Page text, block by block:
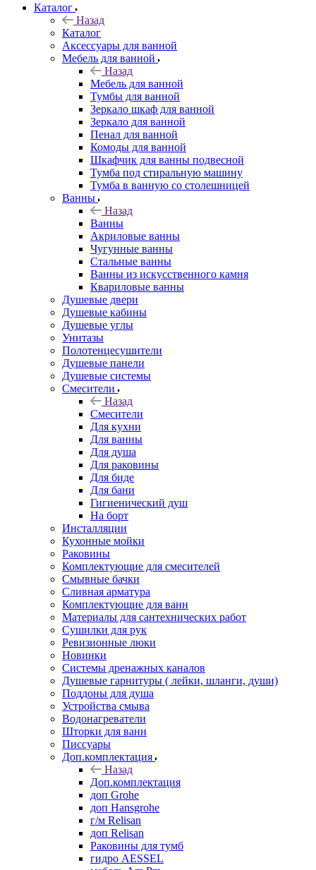
Каталог
Назад
Каталог
Аксессуары для ванной
Мебель для ванной
Назад
Мебель для ванной
Тумбы для ванной
Зеркало шкаф для ванной
Зеркало для ванной
Пенал для ванной
Комоды для ванной
Шкафчик для ванны подвесной
Тумба под стиральную машину
Тумба в ванную со столешницей
Ванны
Назад
Ванны
Акриловые ванны
Чугунные ванны
Стальные ванны
Ванны из искусственного камня
Квариловые ванны
Душевые двери
Душевые кабины
Душевые углы
Унитазы
Полотенцесушители
Душевые панели
Душевые системы
Смесители
Назад
Смесители
Для кухни
Для ванны
Для душа
Для раковины
Для биде
Для бани
Гигиенический душ
На борт
Инсталляции
Кухонные мойки
Раковины
Комплектующие для смесителей
Смывные бачки
Сливная арматура
Комплектующие для ванн
Материалы для сантехнических работ
Сушилки для рук
Ревизионные люки
Новинки
Системы дренажных каналов
Душевые гарнитуры ( лейки, шланги, души)
Поддоны для душа
Устройства смыва
Водонагреватели
Шторки для ванн
Писсуары
Доп.комплектация
Назад
Доп.комплектация
доп Grohe
доп Hansgrohe
г/м Relisan
доп Relisan
Раковины для тумб
гидро AESSEL